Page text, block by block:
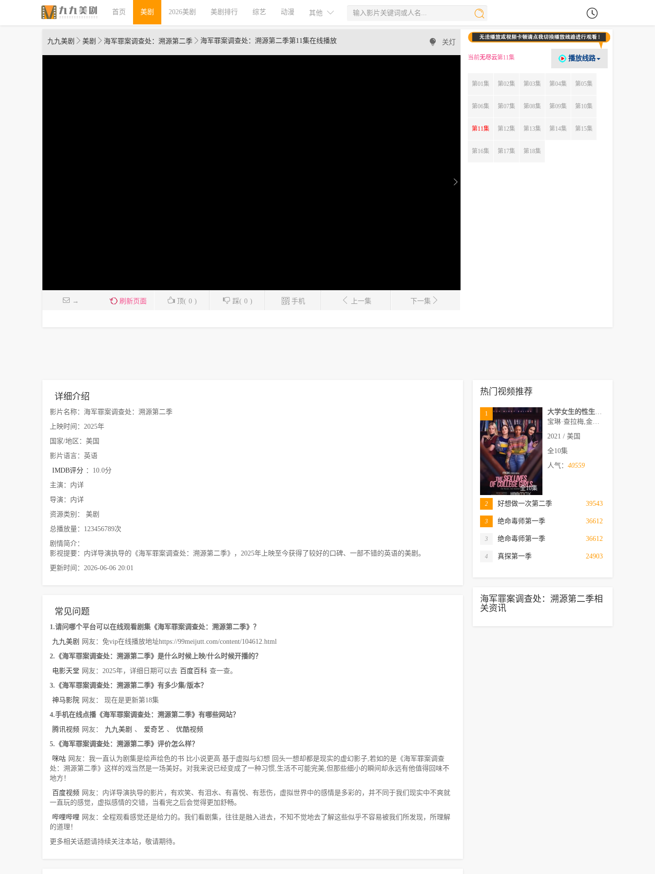
首页 美剧 2026美剧 美剧排行 综艺 动漫 其他
九九美剧 美剧 海军罪案调查处：溯源第二季 海军罪案调查处：溯源第二季第11集在线播放 关灯
→ 刷新页面 顶( 0 ) 踩( 0 ) 手机 上一集 下一集
播放线路
当前无尽云第11集
第01集 第02集 第03集 第04集 第05集
第06集 第07集 第08集 第09集 第10集
第11集 第12集 第13集 第14集 第15集
第16集 第17集 第18集
详细介绍
影片名称：海军罪案调查处：溯源第二季
上映时间：2025年
国家/地区：美国
影片语言：英语
IMDB评分 ：10.0分
主演：内详
导演：内详
资源类别： 美剧
总播放量：123456789次
剧情简介：
影视提要：内详导演执导的《海军罪案调查处：溯源第二季》，2025年上映至今获得了较好的口碑、一部不错的英语的美剧。
更新时间：2026-06-06 20:01
常见问题
1.请问哪个平台可以在线观看剧集《海军罪案调查处：溯源第二季》？
九九美剧
网友：免vip在线播放地址https://99meijutt.com/content/104612.html
2.《海军罪案调查处：溯源第二季》是什么时候上映/什么时候开播的？
电影天堂 网友：2025年，详细日期可以去 百度百科 查一查。
3.《海军罪案调查处：溯源第二季》有多少集/版本？
神马影院 网友： 现在是更新第18集
4.手机在线点播《海军罪案调查处：溯源第二季》有哪些网站？
腾讯视频 网友： 九九美剧 、 爱奇艺 、
优酷视频
5.《海军罪案调查处：溯源第二季》评价怎么样？
咪咕 网友：我一直认为剧集是绘声绘色的书 比小说更高 基于虚拟与幻想 回头一想却都是现实的虚幻影子,若如的是《海军罪案调查
处：溯源第二季》这样的戏当然是一场美好。对我来说已经变成了一种习惯,生活不可能完美,但那些细小的瞬间却永远有他值得回味不
地方！
百度视频 网友：内详导演执导的影片，有欢笑、有泪水、有喜悦、有悲伤，虚拟世界中的感情是多彩的，并不同于我们现实中不爽就
一直玩的感觉，虚拟感情的交错，当看完之后会觉得更加舒畅。
哔哩哔哩 网友：全程观看感觉还是给力的。我们看剧集，往往是融入进去，不知不觉地去了解这些似乎不容易被我们所发现，所理解
的道理！
更多相关话题请持续关注本站，敬请期待。
热门视频推荐
全10集
1
2021 / 美国
全10集
人气：40559
2 好想做一次第二季 39543
3 绝命毒师第一季 36612
3 绝命毒师第一季 36612
4 真探第一季 24903
海军罪案调查处：溯源第二季相
关资讯